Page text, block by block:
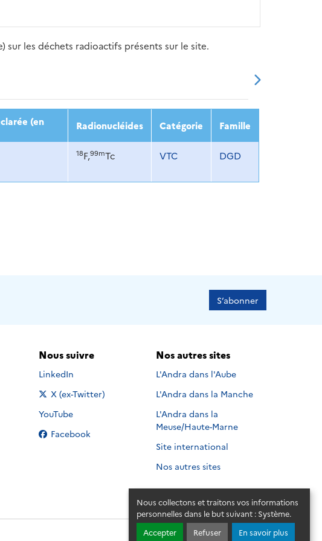
Nous collectons et traitons vos informations
personnelles dans le but suivant : Système.
Accepter
Refuser En savoir plus
sur les déchets radioactifs présents sur le site.
2020 2021 2022 2023
(en Radionucléides Catégorie Famille
18F,99mTc VTC DGD
S’abonner
Nous suivre
Nous suivre sur
LinkedIn
Nous suivre sur
X (ex-Twitter)
Nous suivre sur
YouTube
Nous suivre sur
Facebook
Nos autres sites
L'Andra dans l'Aube
L'Andra dans la Manche
L'Andra dans la
Meuse/Haute-Marne
Site international
Nos autres sites